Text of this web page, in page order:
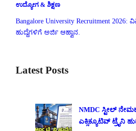
ಉದ್ಯೋಗ & ಶಿಕ್ಷಣ
Bangalore University Recruitment
ಹುದ್ದೆಗಳಿಗೆ ಅರ್ಜಿ ಆಹ್ವಾನ.
Latest Posts
NMDC ಸ್ಟೀಲ್
ಎಕ್ಸಿಕ್ಯೂಟಿವ್ ಟ್ರೈನಿ